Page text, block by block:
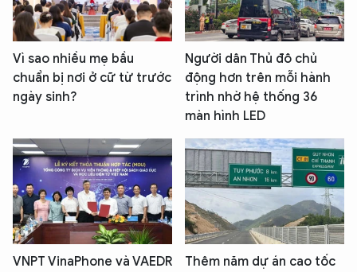
Vì sao nhiều mẹ bầu
chuẩn bị nơi ở cữ từ trước
ngày sinh?
Người dân Thủ đô chủ
động hơn trên mỗi hành
trình nhờ hệ thống 36
màn hình LED
VNPT VinaPhone và VAEDR
Thêm năm dự án cao tốc